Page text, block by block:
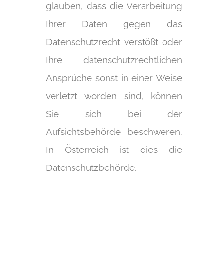
glauben, dass die Verarbeitung
Ihrer Daten gegen das
Datenschutzrecht verstößt oder
Ihre datenschutzrechtlichen
Ansprüche sonst in einer Weise
verletzt worden sind, können
Sie sich bei der
Aufsichtsbehörde beschweren.
In Österreich ist dies die
Datenschutzbehörde.